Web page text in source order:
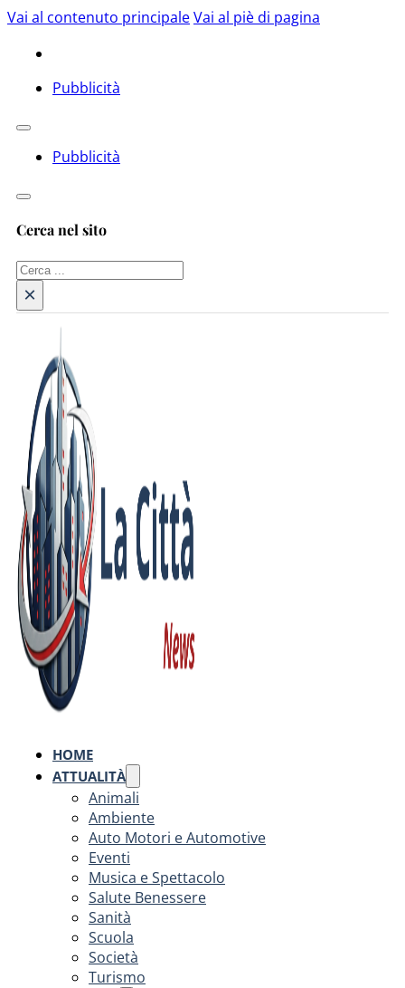
Vai al contenuto principaleVai al piè di pagina
Pubblicità
Pubblicità
Cerca nel sito
Cerca
×
HOME
ATTUALITÀ
Animali
Ambiente
Auto Motori e Automotive
Eventi
Musica e Spettacolo
Salute Benessere
Sanità
Scuola
Società
Turismo